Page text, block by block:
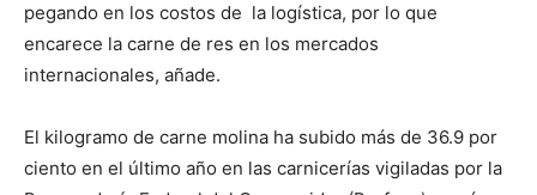
pegando en los costos de la logística, por lo que
encarece la carne de res en los mercados
internacionales, añade.
El kilogramo de carne molina ha subido más de 36.9 por
ciento en el último año en las carnicerías vigiladas por la